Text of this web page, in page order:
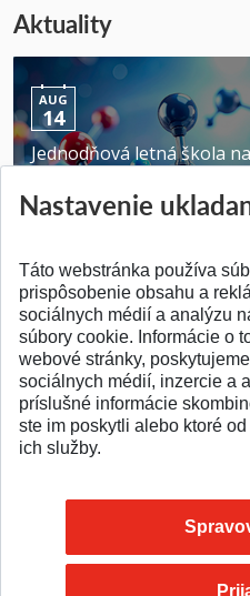
Aktuality
AUG
14
Jednodňová letná škola na
Pridané 28.07.2026
Nastavenie
Táto webstránka používa
prispôsobenie obsahu a
sociálnych médií a analýzu
súbory cookie. Informácie o
webové stránky,
sociálnych médií, inzercie a
príslušné informácie
ste im poskytli alebo ktoré
ich služby.